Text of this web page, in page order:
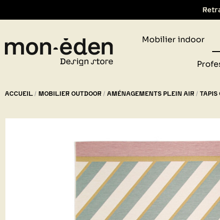
Mobilier indoor
ACCUEIL MOBILIER OUTDOOR AMÉNAGEMENTS PLEIN AIR TAPIS